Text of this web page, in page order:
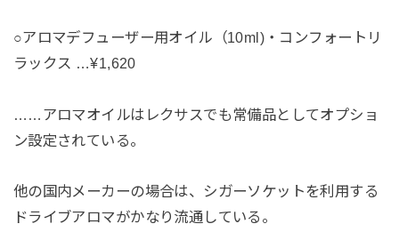
○アロマデフューザー用オイル（10ml)・コンフォートリ
ラックス …¥1,620
……アロマオイルはレクサスでも常備品としてオプショ
ン設定されている。
他の国内メーカーの場合は、シガーソケットを利用する
ドライブアロマがかなり流通している。